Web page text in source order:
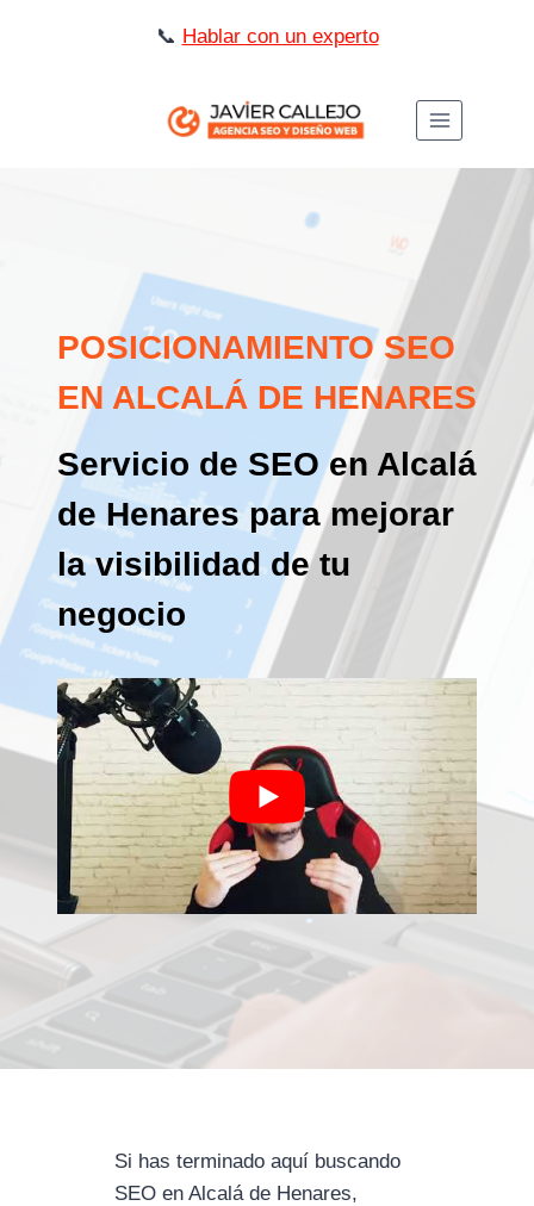
📞 Hablar con un experto
POSICIONAMIENTO SEO
EN ALCALÁ DE HENARES
Servicio de SEO en Alcalá
de Henares para mejorar
la visibilidad de tu
negocio
Si has terminado aquí buscando
SEO en Alcalá de Henares,